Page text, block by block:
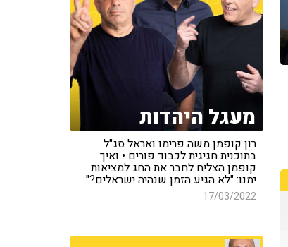
מעגל היהדות
רון קופמן משה פרימו ואראל סג"ל
בתוכנית חגיגית לכבוד פורים • ואיך
קופמן הצליח לחבר את החג למציאות
ימנו: "לא הגיע הזמן שנהיה ישראלים?"
17/03/2022